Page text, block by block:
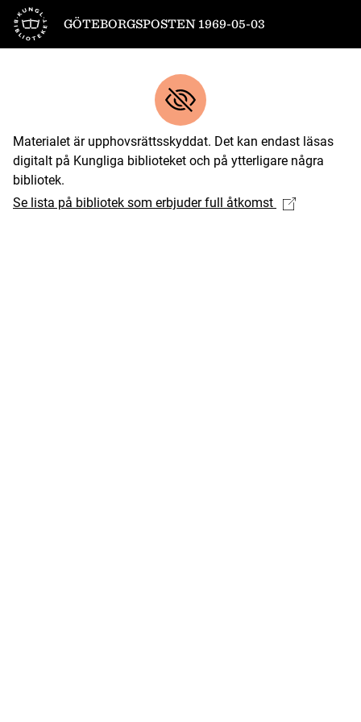
Till startsidan
GÖTEBORGSPOSTEN 1969-05-03
Materialet är upphovsrättsskyddat. Det kan endast läsas
digitalt på Kungliga biblioteket och på ytterligare några
bibliotek.
Se lista på bibliotek som erbjuder full åtkomst